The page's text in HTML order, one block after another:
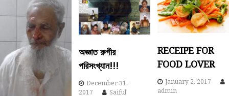
g
a
অজ্ঞাত রুগীর
পরিসংখ্যান!!!
December 31,
2017
Saiful
RECEIPE FOR
FOOD LOVER
January 2, 2017
admin